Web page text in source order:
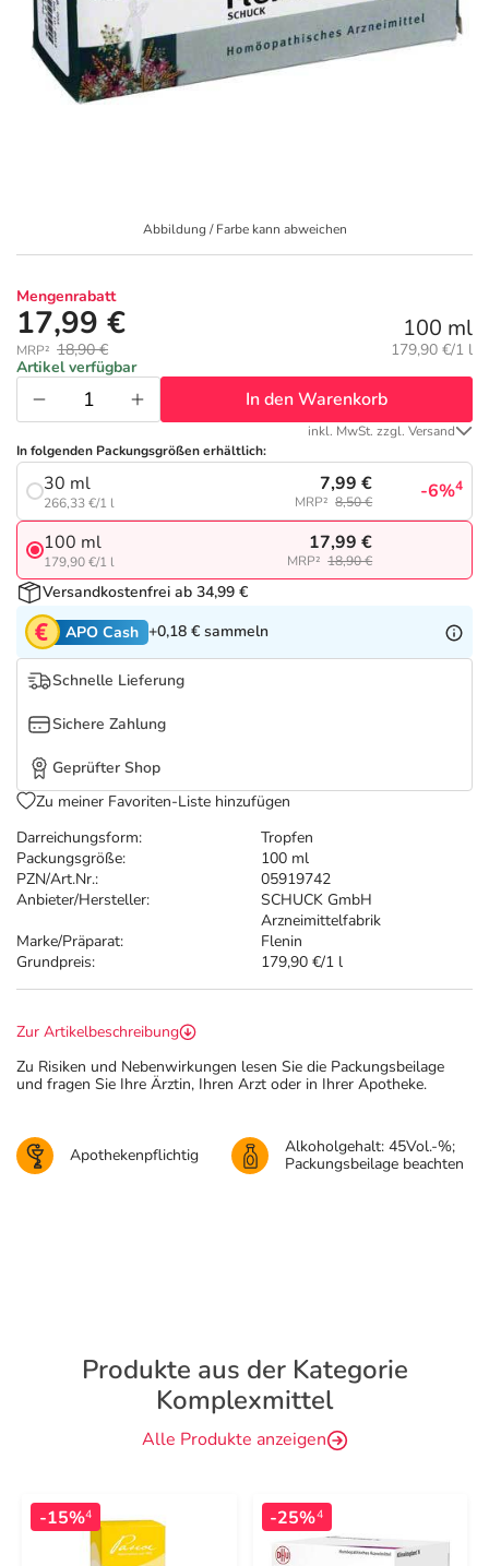
Diabetes
Körperpflege & Kosmetik
Mutter & Kind
Nahrungsergänzung
Natur & Homöopathie
Sanitätshaus
Sport & Fitness
Tierapotheke
Vitamine & Mineralstoffe
Marken
Geschenkideen
Aktuelle Coupons
Reiseapotheke
Insektenschutz
Sonnenpflege
Sommerpflege für Haar und Kopfhaut
Täglich gut versorgt
Fragen und Antworten
Kontakt
Beliebte Beiträge
E-Rezept einlösen
E-Rezept App
5% Extra Cash
Avene & Ducray Deals
Evolsin Deals
Frontline & Frontpro Deals
Nattermann Deals
R(h)ein Nutrition Deals
Refluthin, Lasea & Carmenthin Deals
Salus Deals
Abbildung / Farbe kann abweichen
Darreichungsform:
Tropfen
Packungsgröße:
100 ml
PZN/Art.Nr.:
05919742
Anbieter/Hersteller:
SCHUCK GmbH
Arzneimittelfabrik
Marke/Präparat:
Flenin
Grundpreis:
179,90 €/1 l
Mengenrabatt
17,99 €
MRP² 18,90 €
100 ml
Grundpreis:
179,90 €/1 l
Artikel verfügbar
In den Warenkorb
inkl. MwSt. zzgl. Versand
In folgenden Packungsgrößen erhältlich:
30 ml
266,33 €/1 l
7,99 €
MRP² 8,50 € -6%4
100 ml
179,90 €/1 l
17,99 €
MRP² 18,90 €
Versandkostenfrei ab 34,99 €
APO Cash +0,18 € sammeln
Schnelle Lieferung
Sichere Zahlung
Geprüfter Shop
Zu meiner Favoriten-Liste hinzufügen
Zur Artikelbeschreibung
Zu Risiken und Nebenwirkungen lesen Sie die Packungsbeilage
und fragen Sie Ihre Ärztin, Ihren Arzt oder in Ihrer Apotheke.
Apothekenpflichtig
Alkoholgehalt: 45Vol.-%;
Packungsbeilage beachten
Produkte aus der Kategorie
Komplexmittel
Alle Produkte anzeigen
-15%4 -25%4